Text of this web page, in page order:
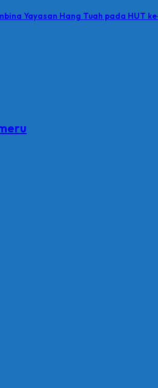
Yayasan Hang Tuah pada HUT